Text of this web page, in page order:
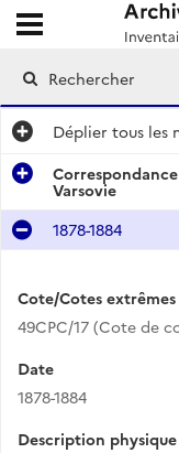
Archives
Ouvrir le menu
Déplier tous les
Varsovie
1878-1884
Cote/Cotes extrêmes
49CPC/17 (Cote de
Date
1878-1884
Description physique